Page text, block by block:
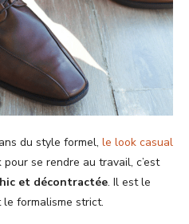
du style formel, le look casual
se rendre au travail, c’est
et décontractée. Il est le
formalisme strict.